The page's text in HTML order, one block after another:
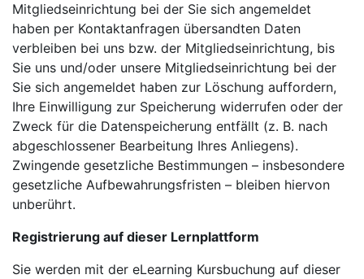
Mitgliedseinrichtung bei der Sie sich angemeldet
haben per Kontaktanfragen übersandten Daten
verbleiben bei uns bzw. der Mitgliedseinrichtung, bis
Sie uns und/oder unsere Mitgliedseinrichtung bei der
Sie sich angemeldet haben zur Löschung auffordern,
Ihre Einwilligung zur Speicherung widerrufen oder der
Zweck für die Datenspeicherung entfällt (z. B. nach
abgeschlossener Bearbeitung Ihres Anliegens).
Zwingende gesetzliche Bestimmungen – insbesondere
gesetzliche Aufbewahrungsfristen – bleiben hiervon
unberührt.
Registrierung auf dieser Lernplattform
Sie werden mit der eLearning Kursbuchung auf dieser